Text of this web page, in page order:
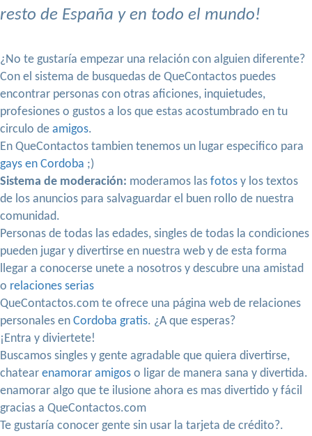
resto de España y en todo el mundo!
¿No te gustaría empezar una relación con alguien diferente?
Con el sistema de busquedas de QueContactos puedes
encontrar personas con otras aficiones, inquietudes,
profesiones o gustos a los que estas acostumbrado en tu
circulo de amigos.
En QueContactos tambien tenemos un lugar especifico para
gays en Cordoba ;)
Sistema de moderación: moderamos las fotos y los textos
de los anuncios para salvaguardar el buen rollo de nuestra
comunidad.
Personas de todas las edades, singles de todas la condiciones
pueden jugar y divertirse en nuestra web y de esta forma
llegar a conocerse unete a nosotros y descubre una amistad
o relaciones serias
QueContactos.com te ofrece una página web de relaciones
personales en Cordoba gratis. ¿A que esperas?
¡Entra y diviertete!
Buscamos singles y gente agradable que quiera divertirse,
chatear enamorar amigos o ligar de manera sana y divertida.
enamorar algo que te ilusione ahora es mas divertido y fácil
gracias a QueContactos.com
Te gustaría conocer gente sin usar la tarjeta de crédito?.